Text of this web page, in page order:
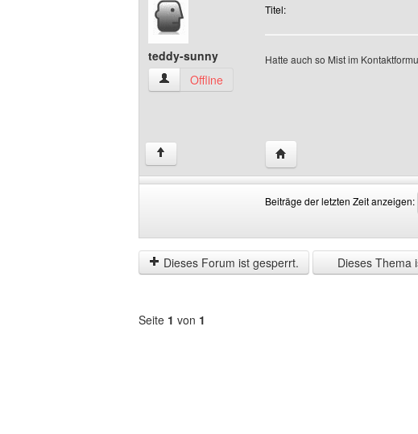
teddy-sunny
teddy-sunny Benutzer-Profile anzeigen
Offline
Titel:
Hatte auch so Mist im
↑ Website dieses Benutzers
Beiträge der letzten Zeit anzeigen:
der
letzten
Zeit
by
Dieses Forum ist gesperrt.
Dieses Thema
Seite 1 von 1